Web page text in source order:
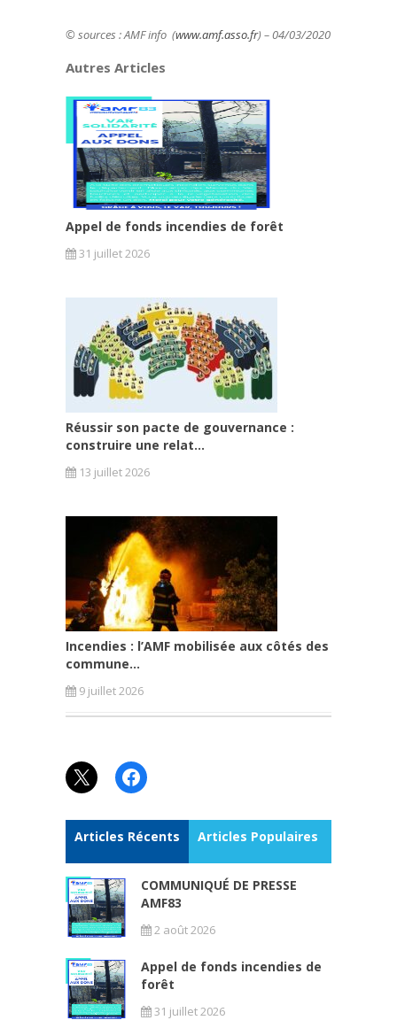
© sources : AMF info (www.amf.asso.fr) – 04/03/2020
Autres Articles
Appel de fonds incendies de forêt
31 juillet 2026
Réussir son pacte de gouvernance :
construire une relat...
13 juillet 2026
Incendies : l’AMF mobilisée aux côtés des
commune...
9 juillet 2026
X Facebook
Articles Récents Articles Populaires
COMMUNIQUÉ DE PRESSE
AMF83
2 août 2026
Appel de fonds incendies de
forêt
31 juillet 2026